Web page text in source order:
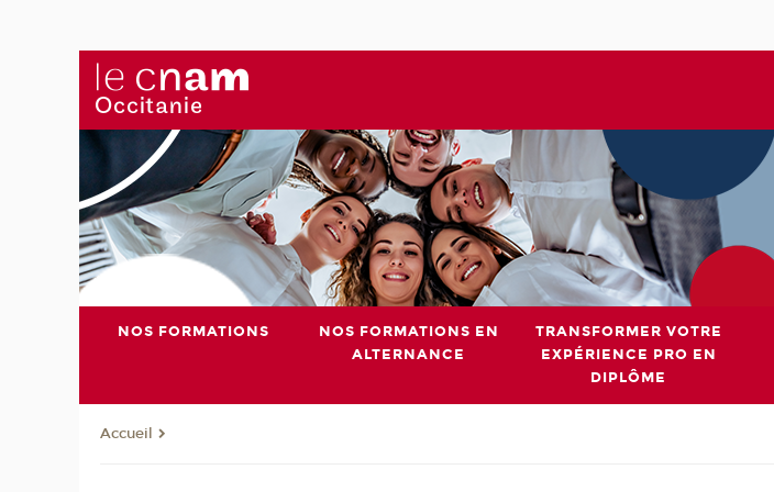
NOS FORMATIONS
NOS FORMATIONS EN
ALTERNANCE
TRANSFORMER VOTRE
EXPÉRIENCE PRO EN
DIPLÔME
Accueil